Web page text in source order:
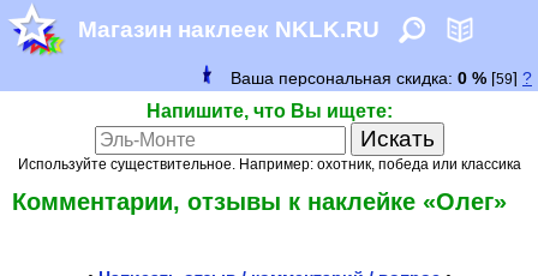
Магазин наклеек NKLK.RU
Напишите, что Вы ищете:
Используйте существительное. Например: охотник, победа или классика
Комментарии, отзывы к наклейке «Олег»